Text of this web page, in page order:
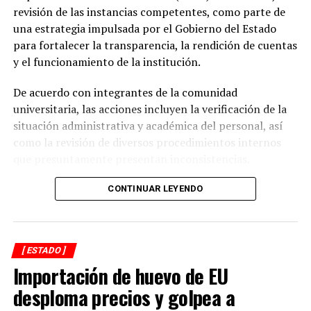
desarrollo del municipio y al bienestar de las familias
alvaradeñas”.
Por último, reconoció y agradeció a la gobernadora del
Alvarado, así como a personal directivo de la CFE por la
disposición y coordinación institucional para impulsar
estas importantes acciones en beneficio del municipio.
revisión de las instancias competentes, como parte de
una estrategia impulsada por el Gobierno del Estado
para fortalecer la transparencia, la rendición de cuentas
y el funcionamiento de la institución.
De acuerdo con integrantes de la comunidad
universitaria, las acciones incluyen la verificación de la
situación administrativa y académica del personal, así
como la revisión de diversos procedimientos internos
Entre los aspectos que son objeto de análisis se
simultáneas en distintos centros de estudio, la
validación de documentación académica de directivos,
adeudos en la entrega de calificaciones, denuncias por
presuntos cobros indebidos relacionados con
certificados y asesorías de titulación, así como la
existencia de personal que habría recibido pagos sin
CONTINUAR LEYENDO
[ ESTADO ]
Importación de huevo de EU
desploma precios y golpea a